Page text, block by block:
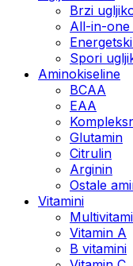
Brzi
All-in-one
Spori
Aminokiseline
BCAA
EAA
Glutamin
Citrulin
Arginin
Ostale
Vitamini
Vitamin A
B vitamini